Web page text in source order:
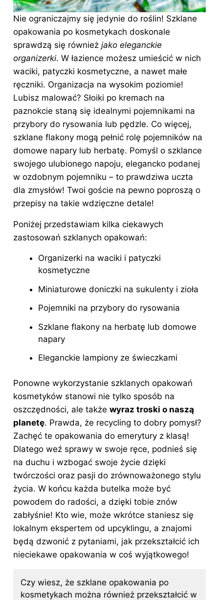
Nie ograniczajmy się jedynie do roślin! Szklane
opakowania po kosmetykach doskonale
sprawdzą się również jako eleganckie
organizerki. W łazience możesz umieścić w nich
waciki, patyczki kosmetyczne, a nawet małe
ręczniki. Organizacja na wysokim poziomie!
Lubisz malować? Słoiki po kremach na
paznokcie staną się idealnymi pojemnikami na
przybory do rysowania lub pędzle. Co więcej,
szklane flakony mogą pełnić rolę pojemników na
domowe napary lub herbatę. Pomyśl o szklance
swojego ulubionego napoju, elegancko podanej
w ozdobnym pojemniku – to prawdziwa uczta
dla zmysłów! Twoi goście na pewno poproszą o
przepisy na takie wdzięczne detale!
Poniżej przedstawiam kilka ciekawych
zastosowań szklanych opakowań:
Organizerki na waciki i patyczki
kosmetyczne
Miniaturowe doniczki na sukulenty i zioła
Pojemniki na przybory do rysowania
Szklane flakony na herbatę lub domowe
napary
Eleganckie lampiony ze świeczkami
Ponowne wykorzystanie szklanych opakowań
kosmetyków stanowi nie tylko sposób na
oszczędności, ale także wyraz troski o naszą
planetę. Prawda, że recycling to dobry pomysł?
Zachęć te opakowania do emerytury z klasą!
Dlatego weź sprawy w swoje ręce, podnieś się
na duchu i wzbogać swoje życie dzięki
twórczości oraz pasji do zrównoważonego stylu
życia. W końcu każda butelka może być
powodem do radości, a dzięki tobie znów
zabłyśnie! Kto wie, może wkrótce staniesz się
lokalnym ekspertem od upcyklingu, a znajomi
będą dzwonić z pytaniami, jak przekształcić ich
nieciekawe opakowania w coś wyjątkowego!
Czy wiesz, że szklane opakowania po
kosmetykach można również przekształcić w